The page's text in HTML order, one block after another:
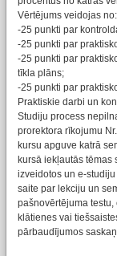
Vērtējums veidojas no:
-25 punkti par
-25 punkti par
-25 punkti par
tīkla plāns;
-25 punkti par
Praktiskie darbi un
Studiju process
prorektora rīkojumu
kursu apguve katrā
kursā iekļautās
izveidotos un e-
saite par lekciju un
pašnovērtējuma
klātienes vai
pārbaudījumos